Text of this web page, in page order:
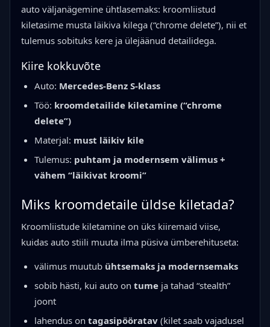
auto väljanägemine ühtlasemaks: kroomliistud
kiletasime musta läikiva kilega (“chrome delete”), nii et
tulemus sobituks kere ja ülejäänud detailidega.
Kiire kokkuvõte
Auto: Mercedes-Benz S-klass
Töö: kroomdetailide kiletamine (“chrome
delete”)
Materjal: must läikiv kile
Tulemus: puhtam ja modernsem välimus +
vähem “läikivat kroomi”
Miks kroomdetaile üldse kiletada?
Kroomliistude kiletamine on üks kiiremaid viise,
kuidas auto stiili muuta ilma püsiva ümberehituseta:
välimus muutub ühtsemaks ja modernsemaks
sobib hästi, kui auto on tume ja tahad “stealth”
joont
lahendus on tagasipööratav (kilet saab vajadusel